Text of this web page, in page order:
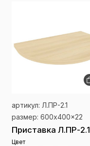
артикул: Л.ПР-2.1
размер: 600x400x22
Приставка Л.ПР-2.1
Цвет